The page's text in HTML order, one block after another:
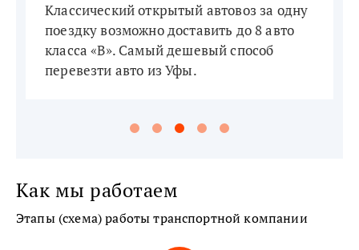
Классический открытый автовоз за одну
поездку возможно доставить до 8 авто
класса «В». Самый дешевый способ
перевезти авто из Уфы.
Как мы работаем
Этапы (схема) работы транспортной компании